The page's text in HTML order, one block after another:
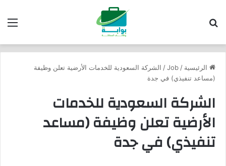
الرئيسية /
Job
/ الشركة السعودية للخدمات الأرضية تعلن وظيفة
(مساعد تنفيذي) في جدة
الشركة السعودية للخدمات
الأرضية تعلن وظيفة (مساعد
تنفيذي) في جدة